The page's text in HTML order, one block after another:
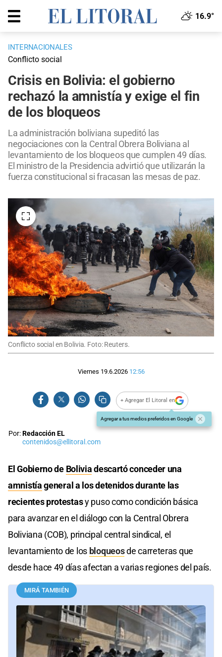
16.9°
INTERNACIONALES
Conflicto social
Crisis en Bolivia: el gobierno
rechazó la amnistía y exige el fin
de los bloqueos
La administración boliviana supeditó las
negociaciones con la Central Obrera Boliviana al
levantamiento de los bloqueos que cumplen 49 días.
El ministro de la Presidencia advirtió que utilizarán la
fuerza constitucional si fracasan las mesas de paz.
Conflicto social en Bolivia. Foto: Reuters.
Viernes 19.6.2026 12:56
+ Agregar El Litoral en
Agregar a tus medios preferidos en Google
Por:Redacción EL
contenidos@ellitoral.com
El Gobierno de Boliviadescartó conceder una
amnistíageneral a los detenidos durante las
recientes protestasy puso como condición básica
para avanzar en el diálogo con la Central Obrera
Boliviana (COB), principal central sindical, el
levantamiento de los bloqueosde carreteras que
desde hace 49 días afectan a varias regiones del país.
MIRÁ TAMBIÉN